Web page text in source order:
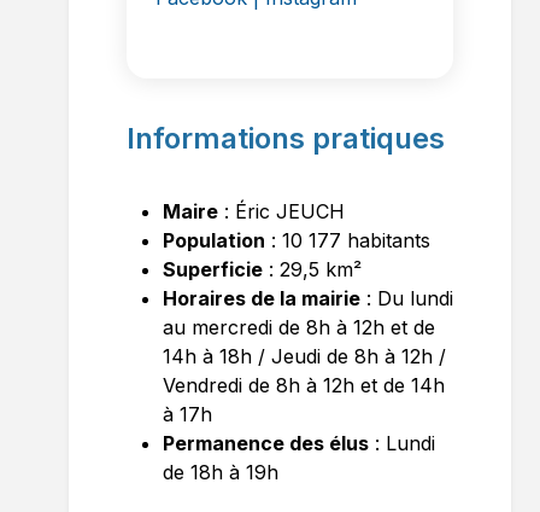
Informations pratiques
Maire : Éric JEUCH
Population : 10 177 habitants
Superficie : 29,5 km²
Horaires de la mairie : Du lundi
au mercredi de 8h à 12h et de
14h à 18h / Jeudi de 8h à 12h /
Vendredi de 8h à 12h et de 14h
à 17h
Permanence des élus : Lundi
de 18h à 19h